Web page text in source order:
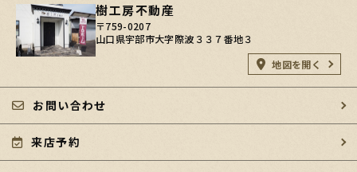
樹工房不動産
〒759-0207
山口県宇部市大字際波３３７番地３
地図を開く
お問い合わせ
来店予約